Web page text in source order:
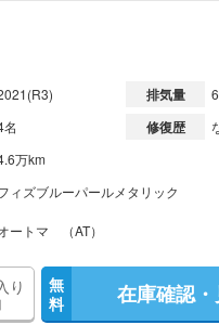
(R3) 排気量
名 修復歴
万km
ィズブルーパールメタリック
ートマ （AT）
り
無
料
在庫確認